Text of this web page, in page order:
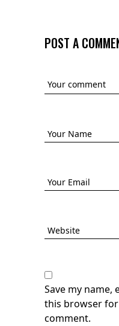
POST A
Save my name,
this browser
comment.